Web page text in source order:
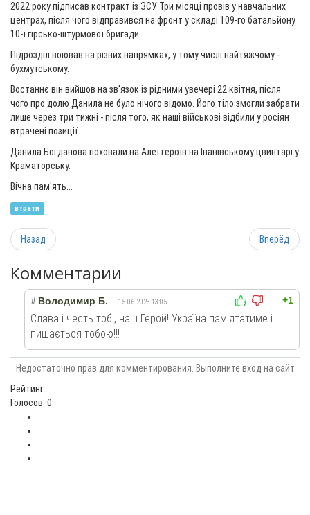
2022 року підписав контракт із ЗСУ. Три місяці провів у навчальних
центрах, після чого відправився на фронт у складі 109-го батальйону
10-ї гірсько-штурмової бригади.
Підрозділ воював на різних напрямках, у тому числі найтяжчому -
бухмутському.
Востаннє він вийшов на зв'язок із рідними увечері 22 квітня, після
чого про долю Данила не було нічого відомо. Його тіло змогли забрати
лише через три тижні - після того, як наші військові відбили у росіян
втрачені позиції.
Данила Богданова поховали на Алеї героїв на Іванівському цвинтарі у
Краматорську.
Вічна пам'ять...
втрати
Назад Вперёд
Комментарии
+1
# Володимир Б. 15.06.2023 13:05
Слава і честь тобі, наш Герой! Україна пам'ятатиме і
пишається тобою!!!
Недостаточно прав для комментирования. Выполните вход на сайт
Рейтинг:
Голосов: 0